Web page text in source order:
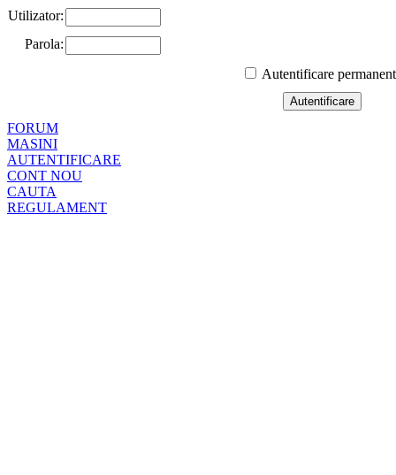
Utilizator:
Parola:
Autentificare
FORUM
MASINI
AUTENTIFICARE
CONT NOU
CAUTA
REGULAMENT